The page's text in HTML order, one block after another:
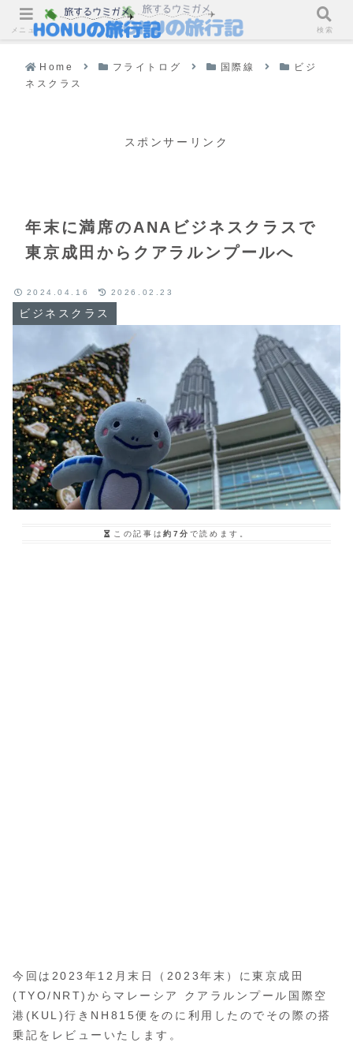
Home フライトログ 国際線
ビジ
ネスクラス
年末に満席のANAビジネスクラスで
東京成田からクアラルンプールへ
ビジネスクラス
2024.04.16 2026.02.23
この記事は約7分 で読めます。
スポンサーリンク
今回は2023年12月末日（2023年末）に東京成田
(TYO/NRT)からマレーシア クアラルンプール国際空
港(KUL)行きNH815便をのに利用したのでその際の搭
乗記をレビューいたします。
メニュー 検索